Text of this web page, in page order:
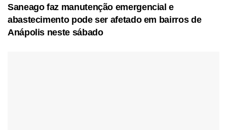
Saneago faz manutenção emergencial e
abastecimento pode ser afetado em bairros de
Anápolis neste sábado